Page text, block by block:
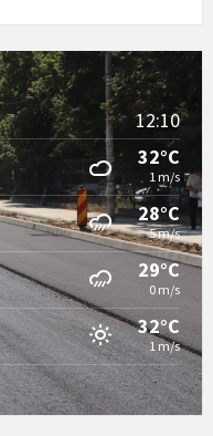
12:10
32°C
1 m/s
28°C
5 m/s
29°C
0 m/s
32°C
1 m/s